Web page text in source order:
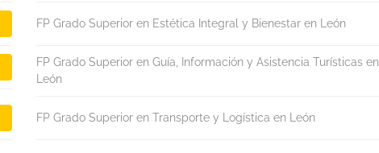
FP Grado Superior en Estética Integral y Bienestar en León
FP Grado Superior en Guía, Información y Asistencia Turísticas en
León
FP Grado Superior en Transporte y Logística en León